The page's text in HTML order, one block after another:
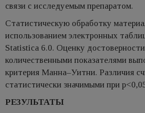
связи с исследуемым препаратом.
Статистическую обработку
использованием электронных
Statistica 6.0. Оценку
количественными показателями
критерия Манна–Уитни. Различия
статистически значимыми при
РЕЗУЛЬТАТЫ